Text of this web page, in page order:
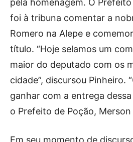
pela homenagem. O
foi à tribuna comentar a
Romero na Alepe e
título. “Hoje selamos um
maior do deputado com os
cidade”, discursou Pinheiro.
ganhar com a entrega
o Prefeito de Poção,
Em seu momento de